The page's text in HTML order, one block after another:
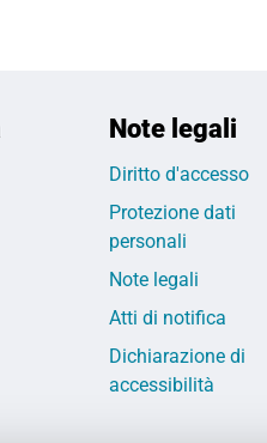
Note legali
Diritto d'accesso
Protezione dati
personali
Note legali
Atti di notifica
Dichiarazione di
accessibilità